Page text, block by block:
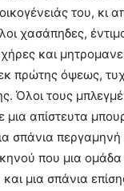
του, κι
χασάπηδες,
χήρες και
πρώτης όψεως,
Όλοι τους
απίστευτα
σπάνια
που μια
μια σπάνια